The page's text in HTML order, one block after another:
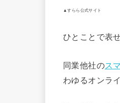
▲すらら公式サイト
ひとことで表
同業他社のス
わゆるオンラ